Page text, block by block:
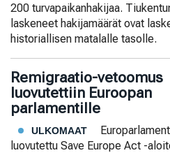
200 turvapaikanhakijaa.
laskeneet hakijamäärät ovat
historiallisen matalalle tasolle.
Remigraatio-vetoomus
luovutettiin Euroopan
parlamentille
ULKOMAAT
luovutettu Save Europe Act -